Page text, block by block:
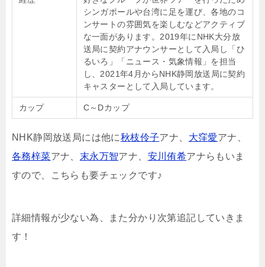
シンガポールや台湾に足を運び、各地のコ
ンサートの雰囲気を楽しむなどアクティブ
な一面があります。2019年にNHK大分放
送局に契約アナウンサーとして入局し「ひ
るいろ」「ニュース・気象情報」を担当
し、2021年4月からNHK静岡放送局に契約
キャスターとして入局しています。
カップ C～Dカップ
NHK静岡放送局には他に秋枝伶子アナ、 大窪愛アナ、
各務梓菜アナ、 末永万智アナ、 安川侑希アナらもいま
すので、こちらも要チェックです♪
詳細情報が少ない為、また分かり次第追記していきま
す！